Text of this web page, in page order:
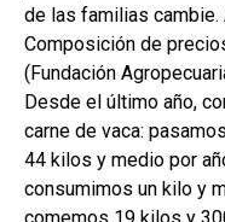
de las familias
Composición de
(Fundación
Desde el último año,
carne de vaca:
44 kilos y medio por
consumimos un kilo y